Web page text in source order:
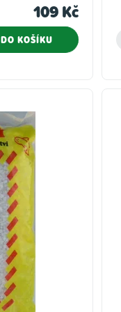
109 Kč
DO KOŠÍKU